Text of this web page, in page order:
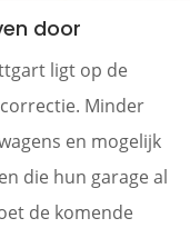
door
ligt op de
Minder
en mogelijk
die hun garage al
de komende